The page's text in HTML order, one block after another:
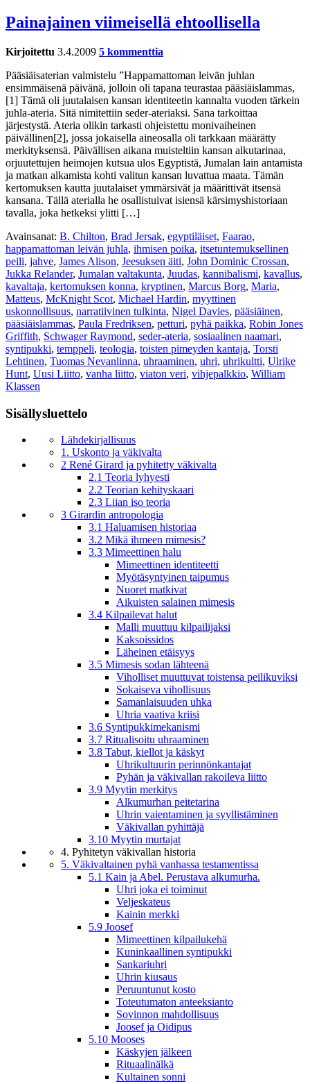
Painajainen viimeisellä ehtoollisella
Kirjoitettu 3.4.2009 5 kommenttia
Pääsiäisaterian valmistelu ”Happamattoman leivän juhlan
ensimmäisenä päivänä, jolloin oli tapana teurastaa pääsiäislammas,
[1] Tämä oli juutalaisen kansan identiteetin kannalta vuoden tärkein
juhla-ateria. Sitä nimitettiin seder-ateriaksi. Sana tarkoittaa
järjestystä. Ateria olikin tarkasti ohjeistettu monivaiheinen
päivällinen[2], jossa jokaisella aineosalla oli tarkkaan määrätty
merkityksensä. Päivällisen aikana muisteltiin kansan alkutarinaa,
orjuutettujen heimojen kutsua ulos Egyptistä, Jumalan lain antamista
ja matkan alkamista kohti valitun kansan luvattua maata. Tämän
kertomuksen kautta juutalaiset ymmärsivät ja määrittivät itsensä
kansana. Tällä aterialla he osallistuivat isiensä kärsimyshistoriaan
tavalla, joka hetkeksi ylitti […]
Avainsanat: B. Chilton, Brad Jersak, egyptiläiset, Faarao,
happamattoman leivän juhla, ihmisen poika, itsetuntemuksellinen
peili, jahve, James Alison, Jeesuksen äiti, John Dominic Crossan,
Jukka Relander, Jumalan valtakunta, Juudas, kannibalismi, kavallus,
kavaltaja, kertomuksen konna, kryptinen, Marcus Borg, Maria,
Matteus, McKnight Scot, Michael Hardin, myyttinen
uskonnollisuus, narratiivinen tulkinta, Nigel Davies, pääsiäinen,
pääsiäislammas, Paula Fredriksen, petturi, pyhä paikka, Robin Jones
Griffith, Schwager Raymond, seder-ateria, sosiaalinen naamari,
syntipukki, temppeli, teologia, toisten pimeyden kantaja, Torsti
Lehtinen, Tuomas Nevanlinna, uhraaminen, uhri, uhrikultti, Ulrike
Hunt, Uusi Liitto, vanha liitto, viaton veri, vihjepalkkio, William
Klassen
Sisällysluettelo
Lähdekirjallisuus
1. Uskonto ja väkivalta
2 René Girard ja pyhitetty väkivalta
2.1 Teoria lyhyesti
2.2 Teorian kehityskaari
2.3 Liian iso teoria
3 Girardin antropologia
3.1 Haluamisen historiaa
3.2 Mikä ihmeen mimesis?
3.3 Mimeettinen halu
Mimeettinen identiteetti
Myötäsyntyinen taipumus
Nuoret matkivat
Aikuisten salainen mimesis
3.4 Kilpailevat halut
Malli muuttuu kilpailijaksi
Kaksoissidos
Läheinen etäisyys
3.5 Mimesis sodan lähteenä
Viholliset muuttuvat toistensa peilikuviksi
Sokaiseva vihollisuus
Samanlaisuuden uhka
Uhria vaativa kriisi
3.6 Syntipukkimekanismi
3.7 Ritualisoitu uhraaminen
3.8 Tabut, kiellot ja käskyt
Uhrikultuurin perinnönkantajat
Pyhän ja väkivallan rakoileva liitto
3.9 Myytin merkitys
Alkumurhan peitetarina
Uhrin vaientaminen ja syyllistäminen
Väkivallan pyhittäjä
3.10 Myytin murtajat
4. Pyhitetyn väkivallan historia
5. Väkivaltainen pyhä vanhassa testamentissa
5.1 Kain ja Abel. Perustava alkumurha.
Uhri joka ei toiminut
Veljeskateus
Kainin merkki
5.9 Joosef
Mimeettinen kilpailukehä
Kuninkaallinen syntipukki
Sankariuhri
Uhrin kiusaus
Peruuntunut kosto
Toteutumaton anteeksianto
Sovinnon mahdollisuus
Joosef ja Oidipus
5.10 Mooses
Käskyjen jälkeen
Rituaalinälkä
Kultainen sonni